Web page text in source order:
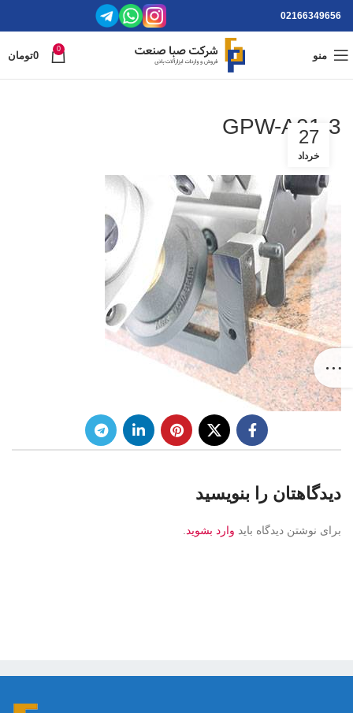
02166349656
منو
0
0تومان
GPW-A01-3
27
خرداد
دیدگاهتان را بنویسید
برای نوشتن دیدگاه باید وارد بشوید